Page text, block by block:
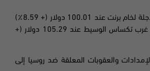
يتم تداول العقود الآجلة لخام برنت عند 100.01 دولار (+ 8.59٪)
بينما يتم تداول خام غرب تكساس الوسيط عند 105.29 دولار (+
والعقوبات المعلقة ضد روسيا إلى